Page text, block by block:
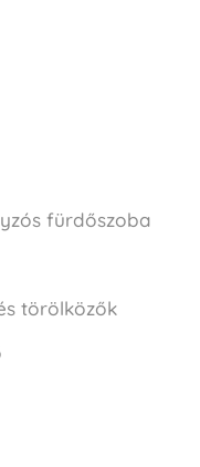
fürdőszoba
törölközők